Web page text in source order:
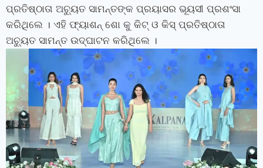
ପ୍ରତିଷ୍ଠାତା ଅଚ୍ୟୁତ ସାମନ୍ତଙ୍କ ପ୍ରୟାସର ଭୂୟସୀ ପ୍ରଶଂସା
କରିଥିଲେ । ଏହି ଫ୍ୟାଶନ୍ ଶୋ କୁ କିଟ୍‍ ଓ କିସ୍‍ ପ୍ରତିଷ୍ଠାତା
ଅଚ୍ୟୁତ ସାମନ୍ତ ଉଦ୍ଘାଟନ କରିଥିଲେ ।